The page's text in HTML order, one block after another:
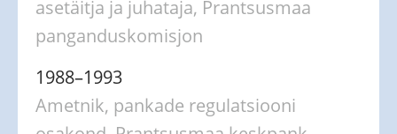
asetäitja ja juhataja, Prantsusmaa
panganduskomisjon
1988–1993
Ametnik, pankade regulatsiooni